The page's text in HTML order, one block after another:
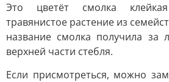
Это цветёт смолка
травянистое растение из
название смолка получила за
верхней части стебля.
Если присмотреться, можно